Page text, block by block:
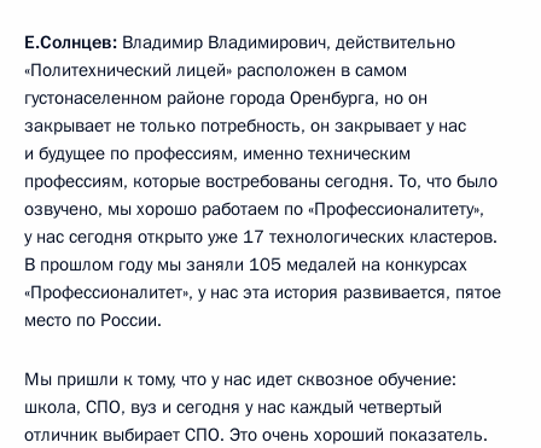
Е.Солнцев: Владимир Владимирович, действительно
«Политехнический лицей» расположен в самом
густонаселенном районе города Оренбурга, но он
закрывает не только потребность, он закрывает у нас
и будущее по профессиям, именно техническим
профессиям, которые востребованы сегодня. То, что было
озвучено, мы хорошо работаем по «Профессионалитету»,
у нас сегодня открыто уже 17 технологических кластеров.
В прошлом году мы заняли 105 медалей на конкурсах
«Профессионалитет», у нас эта история развивается, пятое
место по России.
Мы пришли к тому, что у нас идет сквозное обучение:
школа, СПО, вуз и сегодня у нас каждый четвертый
отличник выбирает СПО. Это очень хороший показатель.